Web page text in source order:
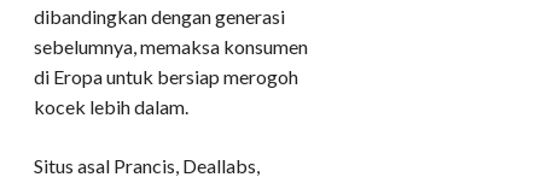
dibandingkan dengan generasi
sebelumnya, memaksa konsumen
di Eropa untuk bersiap merogoh
kocek lebih dalam.
Situs asal Prancis, Deallabs,